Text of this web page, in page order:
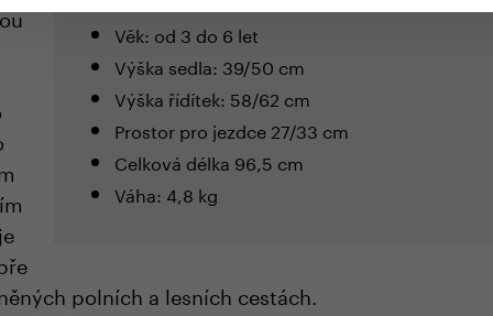
Věk: od 3 do 6 let
Výška sedla: 39/50 cm
Výška řídítek: 58/62 cm
Prostor pro jezdce 27/33 cm
Celková délka 96,5 cm
Váha: 4,8 kg
polních a lesních cestách.